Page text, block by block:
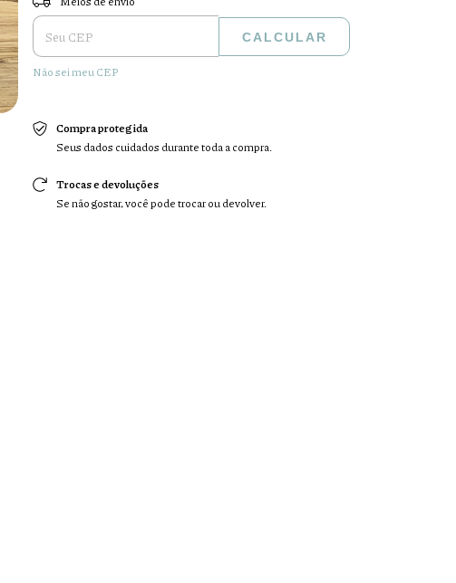
CALCULAR
Não sei meu CEP
Compra protegida
Seus dados cuidados durante toda a compra.
Trocas e devoluções
Se não gostar, você pode trocar ou devolver.